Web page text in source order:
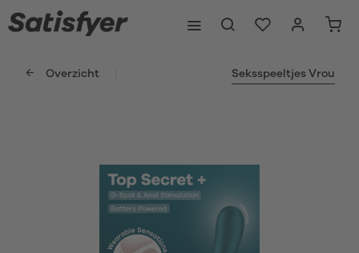
Overzicht Seksspeeltjes Vrou